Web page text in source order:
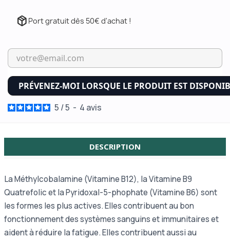
package_2 Port gratuit dès 50€ d'achat !
PRÉVENEZ-MOI LORSQUE LE PRODUIT EST
5 /5 - 4 avis
DESCRIPTION
La Méthylcobalamine (Vitamine B12), la Vitamine B9
Quatrefolic et la Pyridoxal-5-phophate (Vitamine B6) sont
les formes les plus actives. Elles contribuent au bon
fonctionnement des systèmes sanguins et immunitaires et
aident à réduire la fatigue. Elles contribuent aussi au